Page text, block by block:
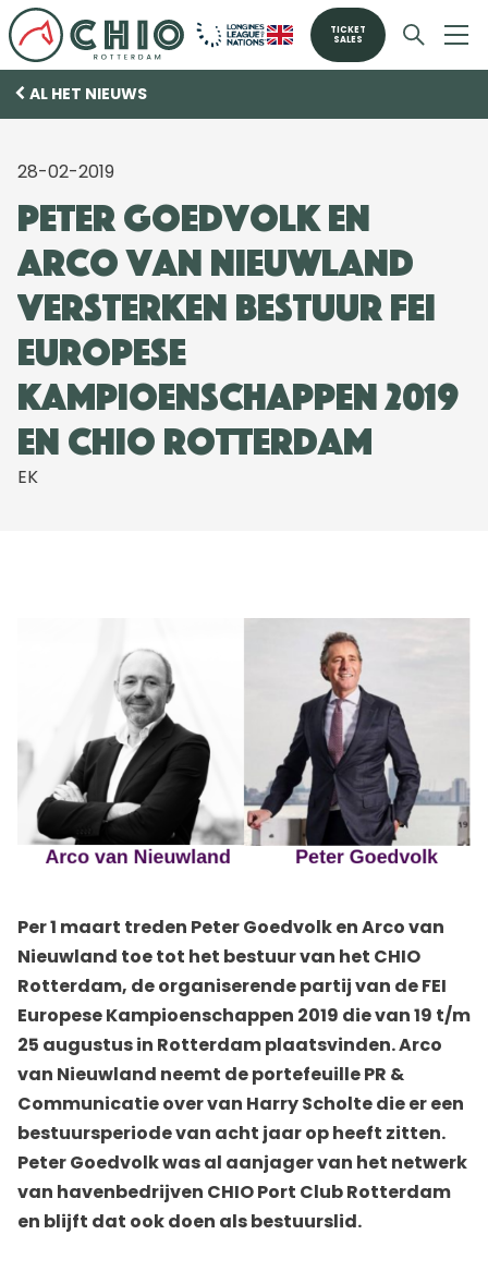
TICKET
SALES
AL HET NIEUWS
28-02-2019
Peter Goedvolk en
Arco van Nieuwland
versterken bestuur FEI
Europese
Kampioenschappen 2019
en CHIO Rotterdam
EK
Per 1 maart treden Peter Goedvolk en Arco van
Nieuwland toe tot het bestuur van het CHIO
Rotterdam, de organiserende partij van de FEI
Europese Kampioenschappen 2019 die van 19 t/m
25 augustus in Rotterdam plaatsvinden. Arco
van Nieuwland neemt de portefeuille PR &
Communicatie over van Harry Scholte die er een
bestuursperiode van acht jaar op heeft zitten.
Peter Goedvolkwas al aanjager van het netwerk
van havenbedrijven CHIO Port Club Rotterdam
en blijft dat ook doen als bestuurslid.